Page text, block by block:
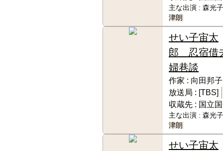
主な出演 : 森光
津朗
せい子宙太
郎 忍宿借
婦巷談
作家 : 向田邦子
放送局 : [TBS]
収蔵先 : 国立
主な出演 : 森光
津朗
せい子宙太